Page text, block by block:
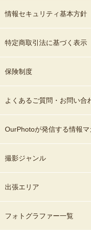
情報セキュリティ基本方針
特定商取引法に基づく表示
保険制度
よくあるご質問・お問い合
OurPhotoが発信する情報
撮影ジャンル
出張エリア
フォトグラファー一覧